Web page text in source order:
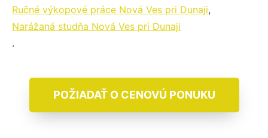
Ručné výkopové práce Nová Ves pri Dunaji,
Narážaná studňa Nová Ves pri Dunaji
.
POŽIADAŤ O CENOVÚ PONUKU